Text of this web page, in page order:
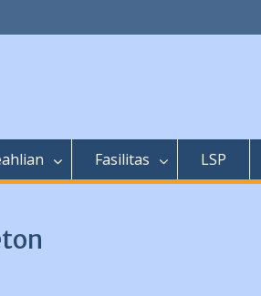
Fasilitas LSP